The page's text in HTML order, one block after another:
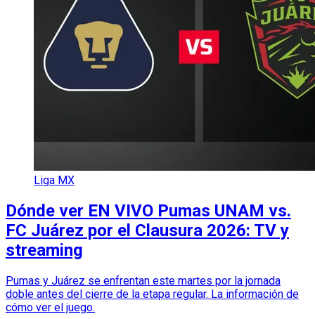
Liga MX
Dónde ver EN VIVO Pumas UNAM vs.
FC Juárez por el Clausura 2026: TV y
streaming
Pumas y Juárez se enfrentan este martes por la jornada
doble antes del cierre de la etapa regular. La información de
cómo ver el juego.